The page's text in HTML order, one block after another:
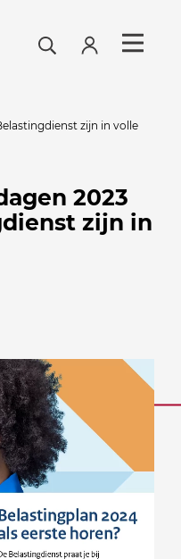
zijn in volle
2023
zijn in